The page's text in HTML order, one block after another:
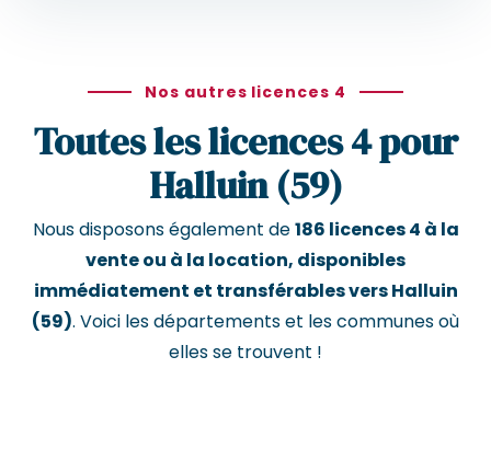
Nos autres licences 4
Toutes les licences 4 pour
Halluin (59)
Nous disposons également de186 licences 4 à la
vente ou à la location, disponibles
immédiatement et transférables vers Halluin
(59). Voici les départements et les communes où
elles se trouvent !